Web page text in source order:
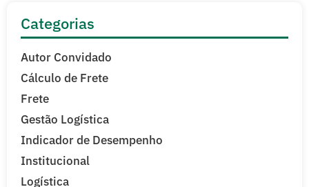
Categorias
Autor Convidado
Cálculo de Frete
Frete
Gestão Logística
Indicador de Desempenho
Institucional
Logística